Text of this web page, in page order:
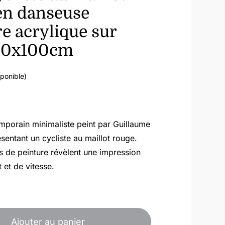
danseuse
acrylique sur
minimaliste peint par Guillaume
un cycliste au maillot rouge.
de peinture révèlent une impression
et de vitesse.
de
Ajouter au panier